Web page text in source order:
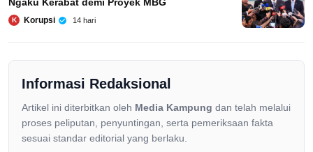
K Korupsi 14 hari
Informasi Redaksional
Artikel ini diterbitkan oleh Media Kampung dan telah melalui
proses peliputan, penyuntingan, serta pemeriksaan fakta
sesuai standar editorial yang berlaku.